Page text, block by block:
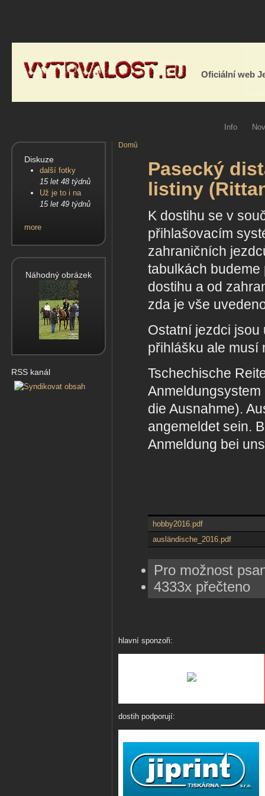
Oficiální web
Info
Diskuze
další fotky
15 let 48 týdnů
Už je to i na
15 let 49 týdnů
more
Náhodný obrázek
RSS kanál
Domů
Pasecký
listiny
K dostihu se v
přihlašovacím
zahraničních
tabulkách
dostihu a od
zda je vše
Ostatní jezdci jsou
přihlášku ale musí
Tschechische
die Ausnahme).
angemeldet sein.
Anmeldung bei
hobby2016.pdf
ausländische_2016.pdf
Pro možnost
4333x přečteno
hlavní sponzoři:
dostih podporují: